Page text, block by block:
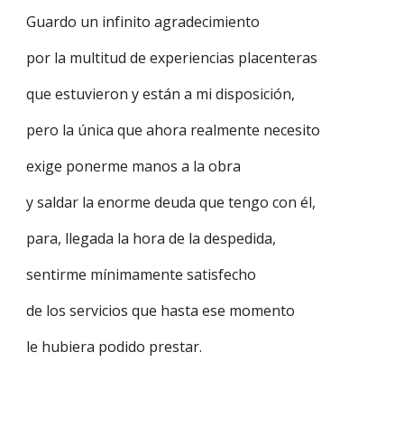
Guardo un infinito agradecimiento
por la multitud de experiencias placenteras
que estuvieron y están a mi disposición,
pero la única que ahora realmente necesito
exige ponerme manos a la obra
y saldar la enorme deuda que tengo con él,
para, llegada la hora de la despedida,
sentirme mínimamente satisfecho
de los servicios que hasta ese momento
le hubiera podido prestar.